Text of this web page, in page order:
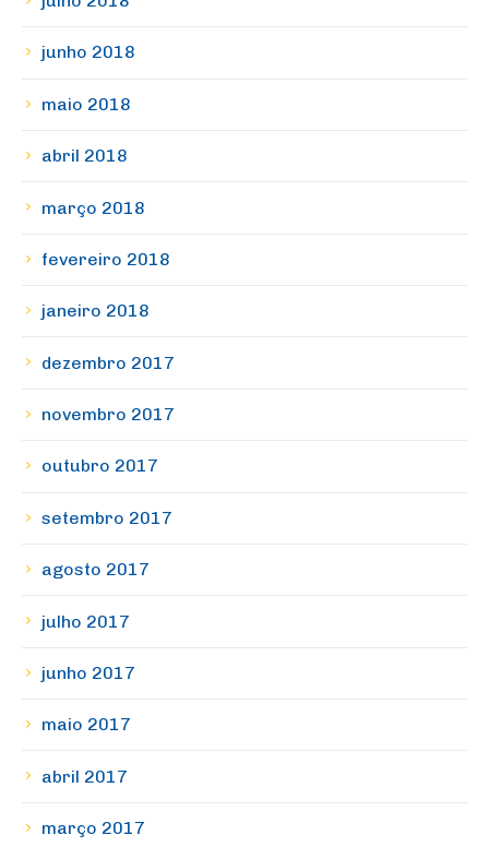
junho 2018
maio 2018
abril 2018
março 2018
fevereiro 2018
janeiro 2018
dezembro 2017
novembro 2017
outubro 2017
setembro 2017
agosto 2017
julho 2017
junho 2017
maio 2017
abril 2017
março 2017